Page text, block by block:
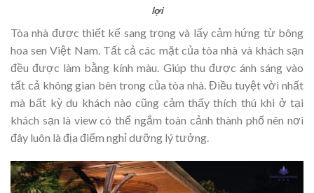
lợi
Tòa nhà được thiết kế sang trọng và lấy cảm hứng từ bông
hoa sen Việt Nam. Tất cả các mặt của tòa nhà và khách sạn
đều được làm bằng kính màu. Giúp thu được ánh sáng vào
tất cả không gian bên trong của tòa nhà. Điều tuyệt vời nhất
mà bất kỳ du khách nào cũng cảm thấy thích thú khi ở tại
khách sạn là view có thể ngắm toàn cảnh thành phố nên nơi
đây luôn là địa điểm nghỉ dưỡng lý tưởng.